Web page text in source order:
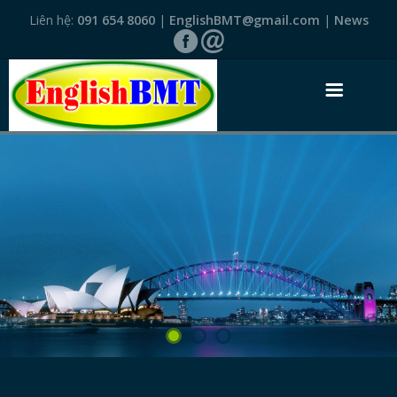
Liên hệ: 091 654 8060| EnglishBMT@gmail.com | News
GIỚI THIỆU
VĂN BẰNG